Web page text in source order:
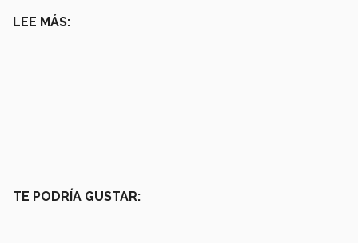
LEE MÁS:
TE PODRÍA GUSTAR: